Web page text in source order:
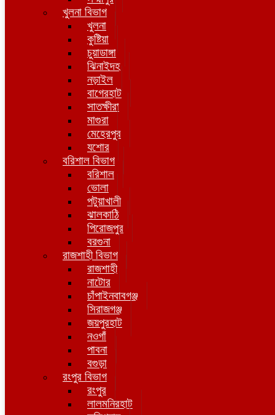
খুলনা বিভাগ
খুলনা
কুষ্টিয়া
চুয়াডাঙ্গা
ঝিনাইদহ
নড়াইল
বাগেরহাট
সাতক্ষীরা
মাগুরা
মেহেরপুর
যশোর
বরিশাল বিভাগ
বরিশাল
ভোলা
পটুয়াখালী
ঝালকাঠি
পিরোজপুর
বরগুনা
রাজশাহী বিভাগ
রাজশাহী
নাটোর
চাঁপাইনবাবগঞ্জ
সিরাজগঞ্জ
জয়পুরহাট
নওগাঁ
পাবনা
বগুড়া
রংপুর বিভাগ
রংপুর
লালমনিরহাট